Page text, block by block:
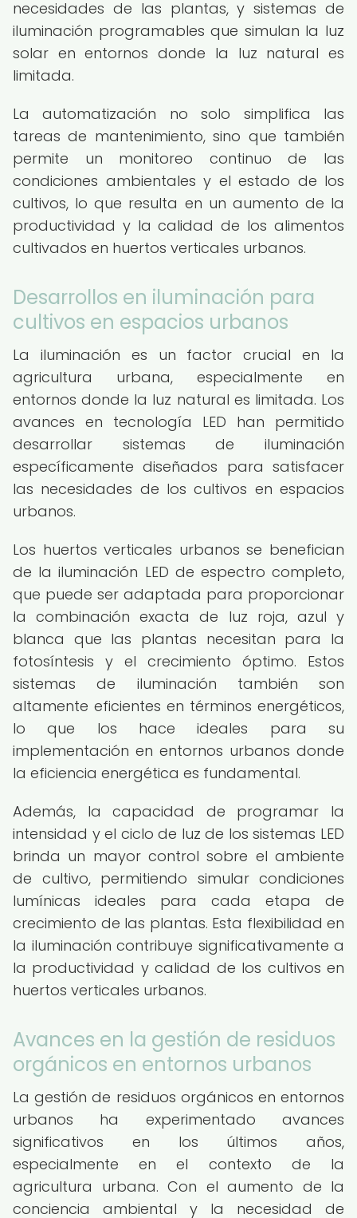
necesidades de las plantas, y sistemas de
iluminación programables que simulan la luz
solar en entornos donde la luz natural es
limitada.
La automatización no solo simplifica las
tareas de mantenimiento, sino que también
permite un monitoreo continuo de las
condiciones ambientales y el estado de los
cultivos, lo que resulta en un aumento de la
productividad y la calidad de los alimentos
cultivados en huertos verticales urbanos.
Desarrollos en iluminación para
cultivos en espacios urbanos
La iluminación es un factor crucial en la
agricultura urbana, especialmente en
entornos donde la luz natural es limitada. Los
avances en tecnología LED han permitido
desarrollar sistemas de iluminación
específicamente diseñados para satisfacer
las necesidades de los cultivos en espacios
urbanos.
Los huertos verticales urbanos se benefician
de la iluminación LED de espectro completo,
que puede ser adaptada para proporcionar
la combinación exacta de luz roja, azul y
blanca que las plantas necesitan para la
fotosíntesis y el crecimiento óptimo. Estos
sistemas de iluminación también son
altamente eficientes en términos energéticos,
lo que los hace ideales para su
implementación en entornos urbanos donde
la eficiencia energética es fundamental.
Además, la capacidad de programar la
intensidad y el ciclo de luz de los sistemas LED
brinda un mayor control sobre el ambiente
de cultivo, permitiendo simular condiciones
lumínicas ideales para cada etapa de
crecimiento de las plantas. Esta flexibilidad en
la iluminación contribuye significativamente a
la productividad y calidad de los cultivos en
huertos verticales urbanos.
Avances en la gestión de residuos
orgánicos en entornos urbanos
La gestión de residuos orgánicos en entornos
urbanos ha experimentado avances
significativos en los últimos años,
especialmente en el contexto de la
agricultura urbana. Con el aumento de la
conciencia ambiental y la necesidad de